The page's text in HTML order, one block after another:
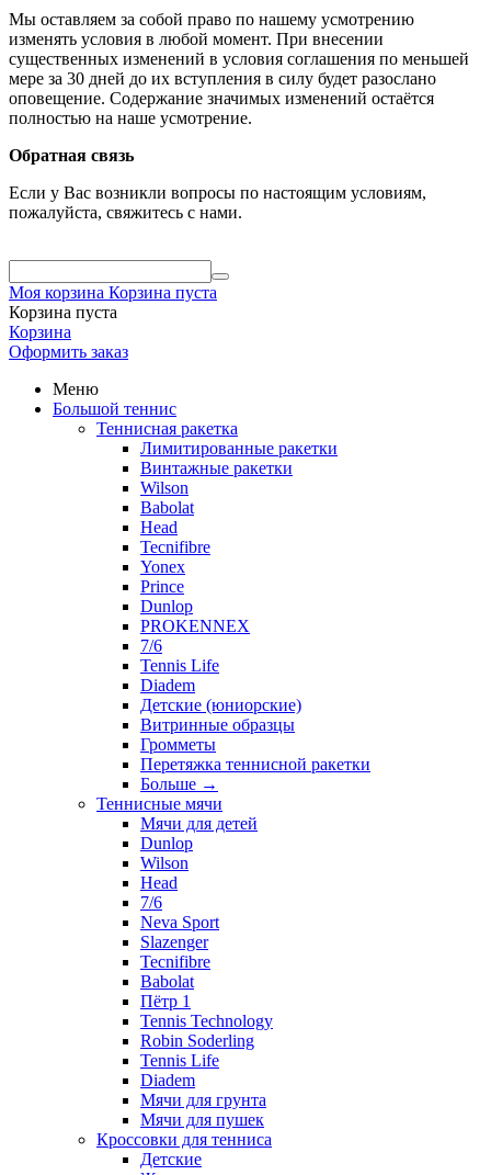
Мы оставляем за собой право по нашему усмотрению
изменять условия в любой момент. При внесении
существенных изменений в условия соглашения по меньшей
мере за 30 дней до их вступления в силу будет разослано
оповещение. Содержание значимых изменений остаётся
полностью на наше усмотрение.
Обратная связь
Если у Вас возникли вопросы по настоящим условиям,
пожалуйста, свяжитесь с нами.
Моя корзина Корзина пуста
Корзина пуста
Корзина
Оформить заказ
Меню
Большой теннис
Теннисная ракетка
Лимитированные ракетки
Винтажные ракетки
Wilson
Babolat
Head
Tecnifibre
Yonex
Prince
Dunlop
PROKENNEX
7/6
Tennis Life
Diadem
Детские (юниорские)
Витринные образцы
Громметы
Перетяжка теннисной ракетки
Больше →
Теннисные мячи
Мячи для детей
Dunlop
Wilson
Head
7/6
Neva Sport
Slazenger
Tecnifibre
Babolat
Пётр 1
Tennis Technology
Robin Soderling
Tennis Life
Diadem
Мячи для грунта
Мячи для пушек
Кроссовки для тенниса
Детские